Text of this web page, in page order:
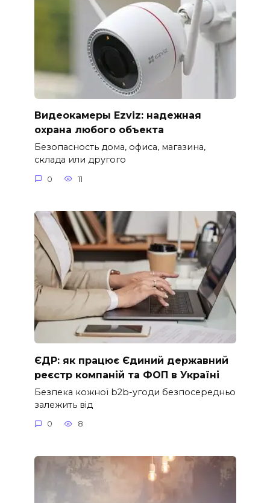
Видеокамеры Ezviz: надежная
охрана любого объекта
Безопасность дома, офиса, магазина,
склада или другого
0 11
ЄДР: як працює Єдиний державний
реєстр компаній та ФОП в Україні
Безпека кожної b2b-угоди безпосередньо
залежить від
0 8